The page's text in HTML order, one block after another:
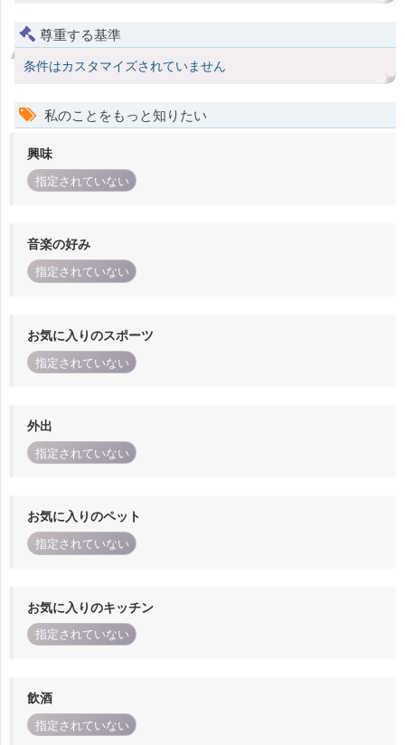
尊重する基準
条件はカスタマイズされていません
私のことをもっと知りたい
興味
指定されていない
音楽の好み
指定されていない
お気に入りのスポーツ
指定されていない
外出
指定されていない
お気に入りのペット
指定されていない
お気に入りのキッチン
指定されていない
飲酒
指定されていない